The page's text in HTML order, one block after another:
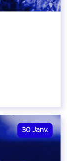
30 Janv.